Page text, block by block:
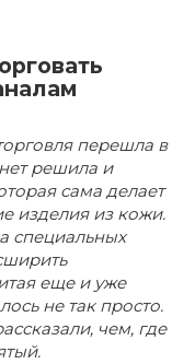
перешла в
решила и
сама делает
изделия из кожи.
специальных
еще и уже
не так просто.
чем, где